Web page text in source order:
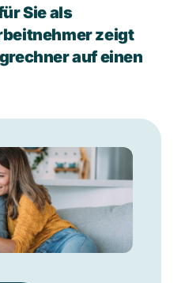
Sie als
zeigt
auf einen